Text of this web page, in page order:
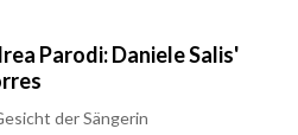
Parodi: Daniele Salis'
der Sängerin